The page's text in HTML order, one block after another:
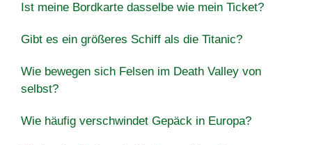
Ist meine Bordkarte dasselbe wie mein Ticket?
Gibt es ein größeres Schiff als die Titanic?
Wie bewegen sich Felsen im Death Valley von
selbst?
Wie häufig verschwindet Gepäck in Europa?